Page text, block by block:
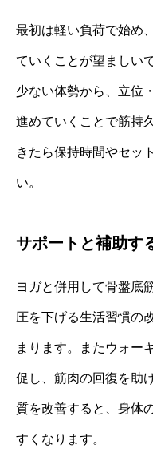
最初は軽い負荷で始め
ていくことが望ましい
少ない体勢から、立位
進めていくことで筋持
きたら保持時間やセッ
い。
サポートと補助す
ヨガと併用して骨盤底
圧を下げる生活習慣の
まります。またウォー
促し、筋肉の回復を助
質を改善すると、身体
すくなります。